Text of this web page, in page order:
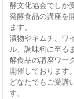
酵文化協会でしか
発酵食品の講座を
ます。
漬物やキムチ、ワ
ル、調味料に至る
酵食品の講座ワー
開催しております。
どなたでもご受講
す。